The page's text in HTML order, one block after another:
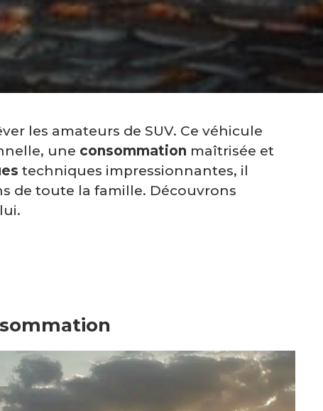
les amateurs de SUV. Ce véhicule
une consommation maîtrisée et
techniques impressionnantes, il
de toute la famille. Découvrons